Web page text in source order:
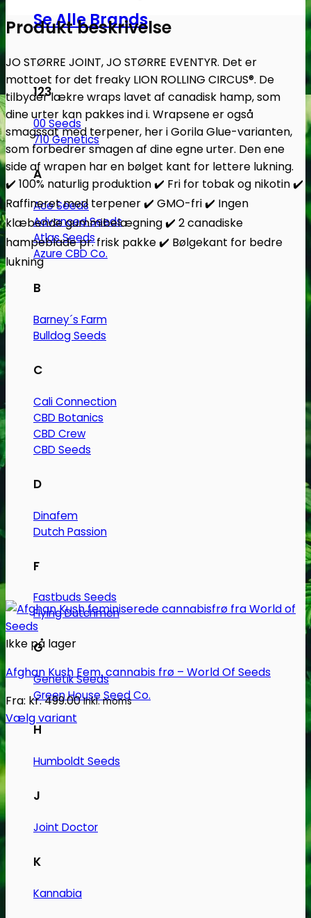
Se Alle Brands
123
00 Seeds
710 Genetics
A
Ace Seeds
Advanced Seeds
Atlas Seeds
Azure CBD Co.
B
Barney´s Farm
Bulldog Seeds
C
Cali Connection
CBD Botanics
CBD Crew
CBD Seeds
D
Dinafem
Dutch Passion
F
Fastbuds Seeds
Flying Dutchmen
G
Genetik Seeds
Green House Seed Co.
H
Humboldt Seeds
J
Joint Doctor
K
Kannabia
|
antal
Produkt beskrivelse
JO STØRRE JOINT, JO STØRRE EVENTYR. Det er
mottoet for det freaky LION ROLLING CIRCUS®. De
tilbyder lækre wraps lavet af canadisk hamp, som
dine urter kan pakkes ind i. Wrapsene er også
smagssat med terpener, her i Gorila Glue-varianten,
som forbedrer smagen af dine egne urter. Den ene
side af wrapen har en bølget kant for lettere lukning.
✔️ 100% naturlig produktion ✔️ Fri for tobak og nikotin ✔️
Raffineret med terpener ✔️ GMO-fri ✔️ Ingen
klæbende gummibelægning ✔️ 2 canadiske
hampeblade pr. frisk pakke ✔️ Bølgekant for bedre
lukning
Ikke på lager
Afghan Kush Fem. cannabis frø – World Of Seeds
Fra: kr.499.00 Inkl. moms
Vælg variant
Dette
vare
har
varianter.
Mulighederne
kan
vælges
varesiden